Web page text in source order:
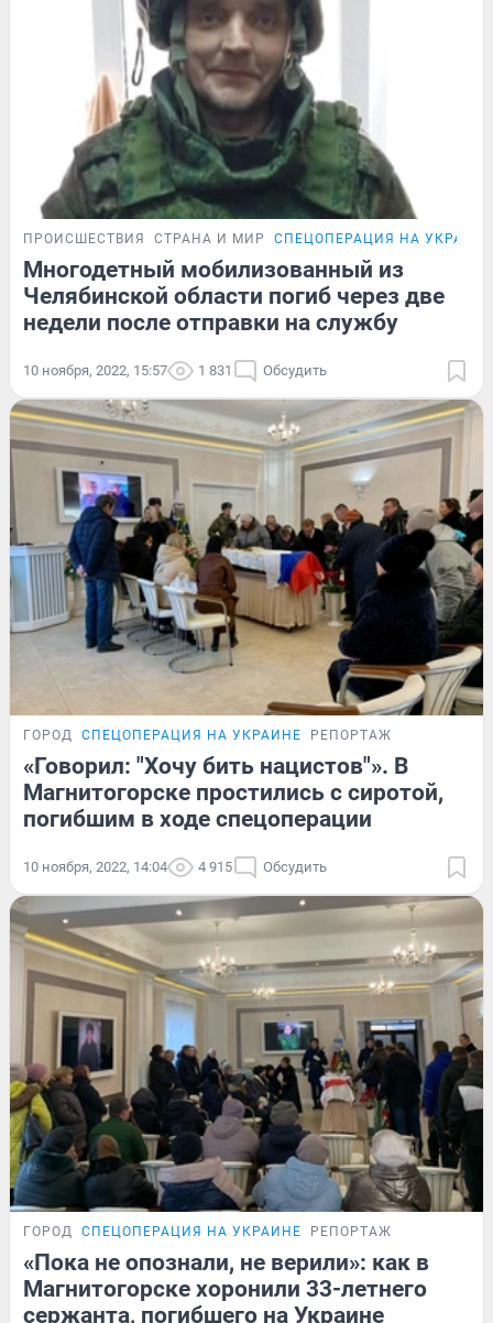
ПРОИСШЕСТВИЯ СТРАНА И МИР СПЕЦОПЕРАЦИЯ НА УКРАИНЕ
Многодетный мобилизованный из
Челябинской области погиб через две
недели после отправки на службу
10 ноября, 2022, 15:57 1 831 Обсудить
ГОРОД СПЕЦОПЕРАЦИЯ НА УКРАИНЕ РЕПОРТАЖ
«Говорил: "Хочу бить нацистов"». В
Магнитогорске простились с сиротой,
погибшим в ходе спецоперации
10 ноября, 2022, 14:04 4 915 Обсудить
ГОРОД СПЕЦОПЕРАЦИЯ НА УКРАИНЕ РЕПОРТАЖ
«Пока не опознали, не верили»: как в
Магнитогорске хоронили 33-летнего
сержанта, погибшего на Украине